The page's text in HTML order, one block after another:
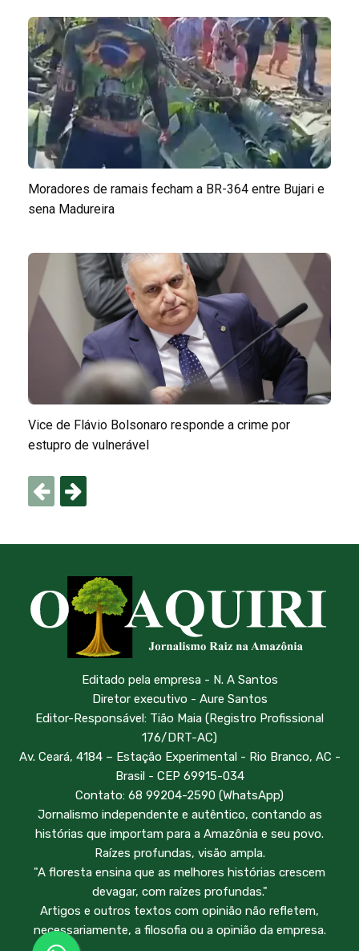
Moradores de ramais fecham a BR-364 entre Bujari e
sena Madureira
Vice de Flávio Bolsonaro responde a crime por
estupro de vulnerável
Editado pela empresa - N. A Santos
Diretor executivo - Aure Santos
Editor-Responsável: Tião Maia (Registro Profissional
176/DRT-AC)
Av. Ceará, 4184 – Estação Experimental - Rio Branco, AC -
Brasil - CEP 69915-034
Contato: 68 99204-2590 (WhatsApp)
Jornalismo independente e autêntico, contando as
histórias que importam para a Amazônia e seu povo.
Raízes profundas, visão ampla.
"A floresta ensina que as melhores histórias crescem
devagar, com raízes profundas."
Artigos e outros textos com opinião não refletem,
necessariamente, a filosofia ou a opinião da empresa.